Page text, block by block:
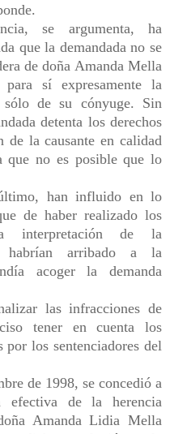
se argumenta, ha
que la demandada no se
de doña Amanda Mella
sí expresamente la
de su cónyuge. Sin
detenta los derechos
de la causante en calidad
que no es posible que lo
han influido en lo
de haber realizado los
interpretación de la
habrían arribado a la
acoger la demanda
las infracciones de
tener en cuenta los
por los sentenciadores del
de 1998, se concedió a
efectiva de la herencia
Amanda Lidia Mella